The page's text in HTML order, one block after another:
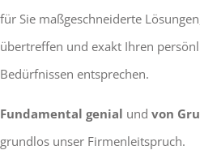
für Sie maßgeschneiderte
übertreffen und exakt Ihren
Bedürfnissen entsprechen.
Fundamental genial und von
grundlos unser Firmenleitspruch.